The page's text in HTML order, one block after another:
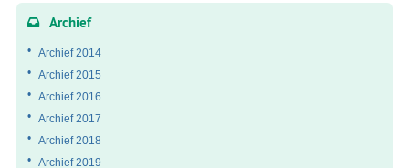
Archief
Archief 2014
Archief 2015
Archief 2016
Archief 2017
Archief 2018
Archief 2019